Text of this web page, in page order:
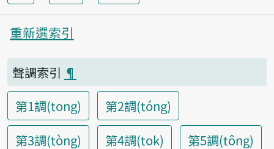
重新選索引
聲調索引 ¶
第1調(tong)
第2調(tóng)
第3調(tòng)
第4調(tok) 第5調(tông)